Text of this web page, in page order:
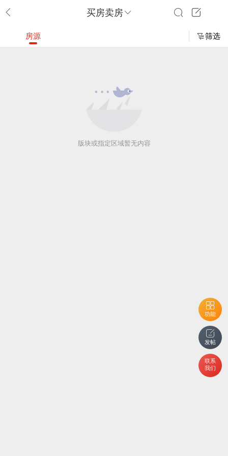
买房卖房
功能
发帖
联系
我们
房源 筛选
版块或指定区域暂无内容